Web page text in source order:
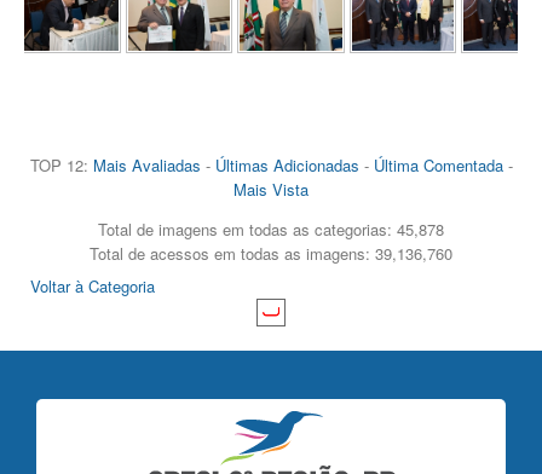
TOP 12: Mais Avaliadas - Últimas Adicionadas - Última Comentada-
Mais Vista
Total de imagens em todas as categorias: 45,878
Total de acessos em todas as imagens: 39,136,760
Voltar à Categoria